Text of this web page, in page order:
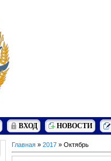
ВХОД НОВОСТИ
Главная » 2017 » Октябрь